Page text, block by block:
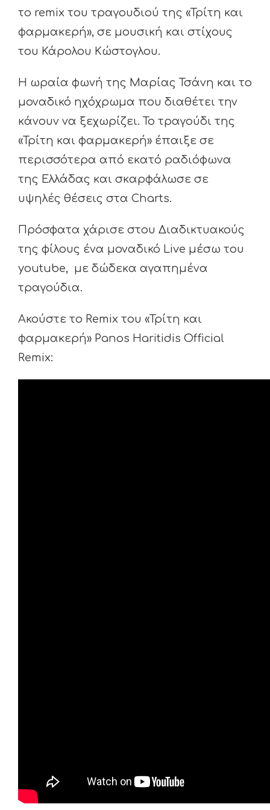
το remix του τραγουδιού της «Τρίτη και
φαρμακερή», σε μουσική και στίχους
του Κάρολου Κώστογλου.
Η ωραία φωνή της Μαρίας Τσάνη και το
μοναδικό ηχόχρωμα που διαθέτει την
κάνουν να ξεχωρίζει. Το τραγούδι της
«Τρίτη και φαρμακερή» έπαιξε σε
περισσότερα από εκατό ραδιόφωνα
της Ελλάδας και σκαρφάλωσε σε
υψηλές θέσεις στα Charts.
Πρόσφατα χάρισε στου Διαδικτυακούς
της φίλους ένα μοναδικό Live μέσω του
youtube, με δώδεκα αγαπημένα
τραγούδια.
Ακούστε το Remix του «Τρίτη και
φαρμακερή» Panos Haritidis Official
Remix: